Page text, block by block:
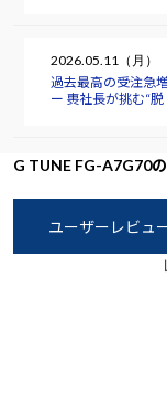
2026.05.11（月）
過去最高の受注急
ー 軣社長が挑む“
G TUNE FG-A7G70
ユーザーレビュ